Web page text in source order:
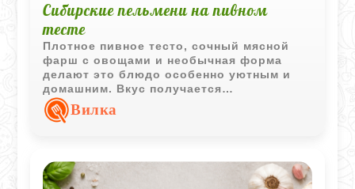
Сибирские пельмени на пивном
тесте
Плотное пивное тесто, сочный мясной
фарш с овощами и необычная форма
делают это блюдо особенно уютным и
домашним. Вкус получается
насыщенным, а тесто после варки
остается упругим и ароматным.
Вилка